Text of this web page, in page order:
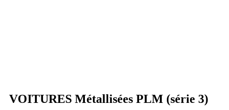
VOITURES Métallisées PLM (série 3)